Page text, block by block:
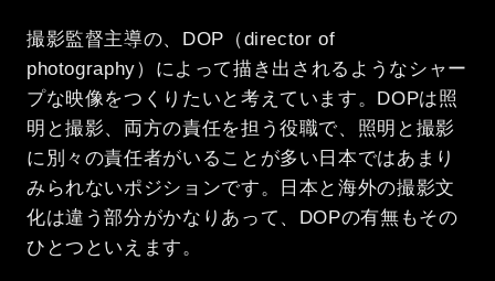
撮影監督主導の、DOP（director of
photography）によって描き出されるようなシャー
プな映像をつくりたいと考えています。DOPは照
明と撮影、両方の責任を担う役職で、照明と撮影
に別々の責任者がいることが多い日本ではあまり
みられないポジションです。日本と海外の撮影文
化は違う部分がかなりあって、DOPの有無もその
ひとつといえます。